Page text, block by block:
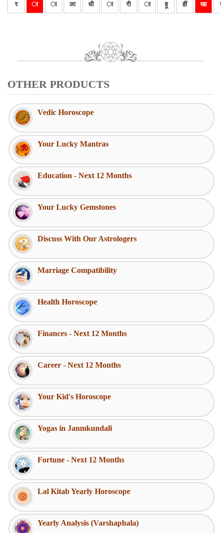
र ा ा ला धी ा री ा हू हीं खा
OTHER PRODUCTS
Vedic Horoscope
Your Lucky Mantras
Education - Next 12 Months
Your Lucky Gemstones
Discuss With Our Astrologers
Marriage Compatibility
Health Horoscope
Finances - Next 12 Months
Career - Next 12 Months
Your Kid's Horoscope
Yogas in Janmkundali
Fortune - Next 12 Months
Lal Kitab Yearly Horoscope
Yearly Analysis (Varshaphala)